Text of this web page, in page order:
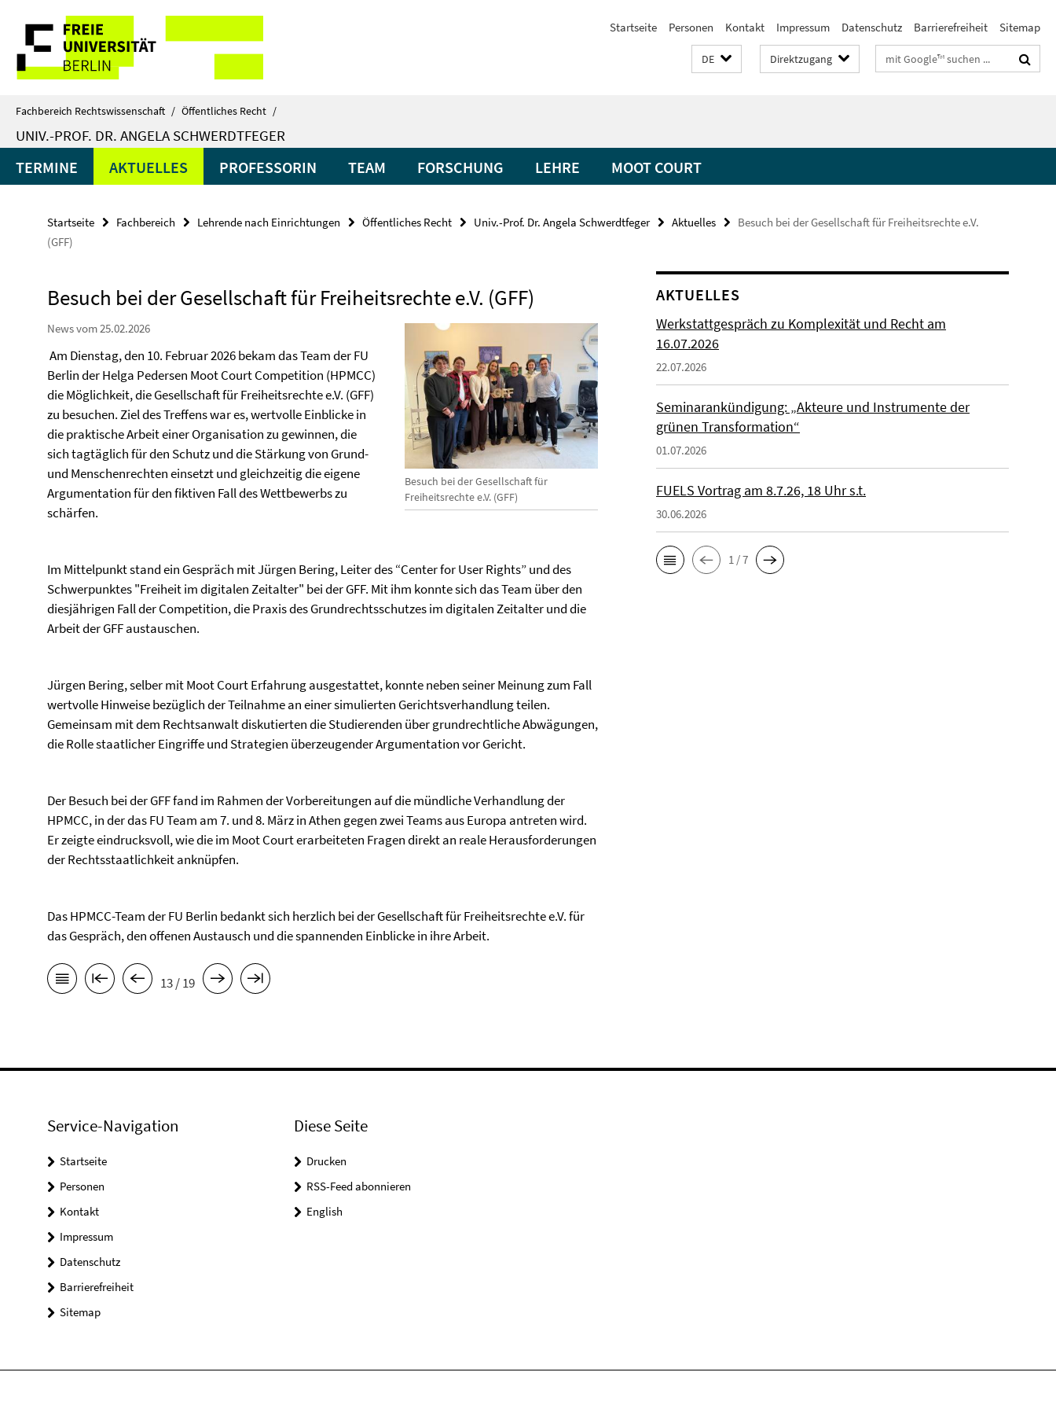
direkt
Inhalt
Service-
Navigation
Startseite Personen Kontakt Impressum Datenschutz Barrierefreiheit Sitemap
DE Direktzugang Suchbegriffe
Fachbereich Rechtswissenschaft / Öffentliches Recht /
UNIV.-PROF. DR. ANGELA SCHWERDTFEGER
TERMINE AKTUELLES PROFESSORIN TEAM FORSCHUNG LEHRE MOOT COURT
Startseite Fachbereich Lehrende nach Einrichtungen Öffentliches Recht Univ.-Prof. Dr. Angela Schwerdtfeger Aktuelles
Besuch bei der Gesellschaft für Freiheitsrechte e.V.
(GFF)
Besuch bei der Gesellschaft für Freiheitsrechte e.V. (GFF)
Besuch bei der Gesellschaft für
Freiheitsrechte e.V. (GFF)
News vom 25.02.2026
Am Dienstag, den 10. Februar 2026 bekam das Team der FU
Berlin der Helga Pedersen Moot Court Competition (HPMCC)
die Möglichkeit, die Gesellschaft für Freiheitsrechte e.V. (GFF)
zu besuchen. Ziel des Treffens war es, wertvolle Einblicke in
die praktische Arbeit einer Organisation zu gewinnen, die
sich tagtäglich für den Schutz und die Stärkung von Grund-
und Menschenrechten einsetzt und gleichzeitig die eigene
Argumentation für den fiktiven Fall des Wettbewerbs zu
schärfen.
Im Mittelpunkt stand ein Gespräch mit Jürgen Bering, Leiter des “Center for User Rights” und des
Schwerpunktes "Freiheit im digitalen Zeitalter" bei der GFF. Mit ihm konnte sich das Team über den
diesjährigen Fall der Competition, die Praxis des Grundrechtsschutzes im digitalen Zeitalter und die
Arbeit der GFF austauschen.
Jürgen Bering, selber mit Moot Court Erfahrung ausgestattet, konnte neben seiner Meinung zum Fall
wertvolle Hinweise bezüglich der Teilnahme an einer simulierten Gerichtsverhandlung teilen.
Gemeinsam mit dem Rechtsanwalt diskutierten die Studierenden über grundrechtliche Abwägungen,
die Rolle staatlicher Eingriffe und Strategien überzeugender Argumentation vor Gericht.
Der Besuch bei der GFF fand im Rahmen der Vorbereitungen auf die mündliche Verhandlung der
HPMCC, in der das FU Team am 7. und 8. März in Athen gegen zwei Teams aus Europa antreten wird.
Er zeigte eindrucksvoll, wie die im Moot Court erarbeiteten Fragen direkt an reale Herausforderungen
der Rechtsstaatlichkeit anknüpfen.
Das HPMCC-Team der FU Berlin bedankt sich herzlich bei der Gesellschaft für Freiheitsrechte e.V. für
das Gespräch, den offenen Austausch und die spannenden Einblicke in ihre Arbeit.
13 / 19
AKTUELLES
Werkstattgespräch zu Komplexität und Recht am
16.07.2026
22.07.2026
Seminarankündigung: „Akteure und Instrumente der
grünen Transformation“
01.07.2026
FUELS Vortrag am 8.7.26, 18 Uhr s.t.
30.06.2026
1 / 7
Service-Navigation
Startseite
Personen
Kontakt
Impressum
Datenschutz
Barrierefreiheit
Sitemap
Diese Seite
Drucken
RSS-Feed abonnieren
English